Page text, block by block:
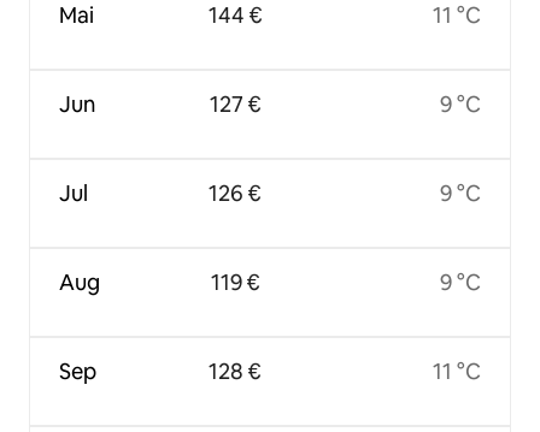
Mai
Jun
Jul
Aug
Sep
144 €
127 €
126 €
119 €
128 €
11 °C
9 °C
9 °C
9 °C
11 °C